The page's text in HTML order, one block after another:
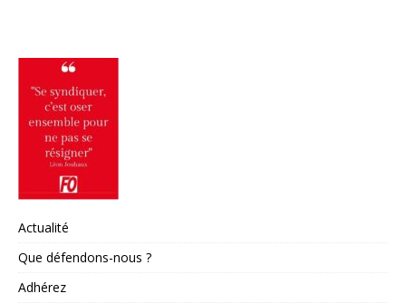
Actualité
Que défendons-nous ?
Adhérez